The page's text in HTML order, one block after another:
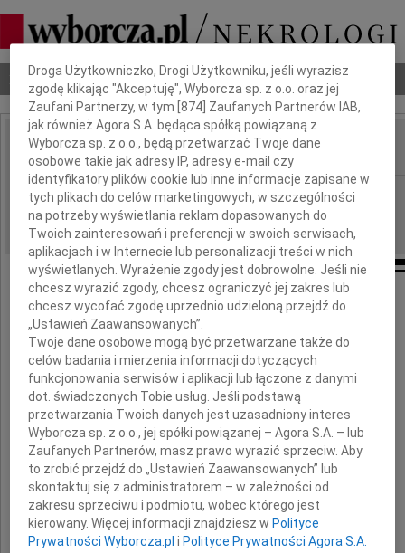
Nekrologi Odeszli Poradnik pogrzebowy
IMIĘ I NAZWISKO:
REGION: Warszawa
DATA EMISJI: 23.03.2011
Pani
Renacie Rączkowskiej
wyrazy szczerego współczucia
z powodu śmierci
Ojca
Dbamy o Twoją prywatność
Droga Użytkowniczko, Drogi Użytkowniku, jeśli wyrazisz
zgodę klikając "Akceptuję", Wyborcza sp. z o.o. oraz jej
Zaufani Partnerzy, w tym [874 ] Zaufanych Partnerów IAB,
jak również Agora S.A. będąca spółką powiązaną z
Wyborcza sp. z o.o., będą przetwarzać Twoje dane
osobowe takie jak adresy IP, adresy e-mail czy
identyfikatory plików cookie lub inne informacje zapisane w
tych plikach do celów marketingowych, w szczególności
na potrzeby wyświetlania reklam dopasowanych do
Twoich zainteresowań i preferencji w swoich serwisach,
aplikacjach i w Internecie lub personalizacji treści w nich
wyświetlanych. Wyrażenie zgody jest dobrowolne. Jeśli nie
chcesz wyrazić zgody, chcesz ograniczyć jej zakres lub
chcesz wycofać zgodę uprzednio udzieloną przejdź do
„Ustawień Zaawansowanych”.
Twoje dane osobowe mogą być przetwarzane także do
celów badania i mierzenia informacji dotyczących
funkcjonowania serwisów i aplikacji lub łączone z danymi
dot. świadczonych Tobie usług. Jeśli podstawą
przetwarzania Twoich danych jest uzasadniony interes
Wyborcza sp. z o.o., jej spółki powiązanej – Agora S.A. – lub
Zaufanych Partnerów, masz prawo wyrazić sprzeciw. Aby
to zrobić przejdź do „Ustawień Zaawansowanych” lub
skontaktuj się z administratorem – w zależności od
zakresu sprzeciwu i podmiotu, wobec którego jest
kierowany. Więcej informacji znajdziesz w Polityce
Prywatności Wyborcza.pl i Polityce Prywatności Agora S.A.